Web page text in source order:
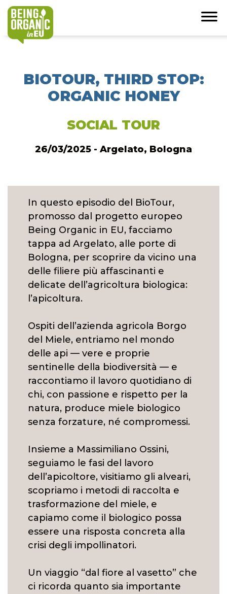
BIOTOUR, THIRD STOP:
ORGANIC HONEY
SOCIAL TOUR
26/03/2025 - Argelato, Bologna
In questo episodio del BioTour,
promosso dal progetto europeo
Being Organic in EU, facciamo
tappa ad Argelato, alle porte di
Bologna, per scoprire da vicino una
delle filiere più affascinanti e
delicate dell’agricoltura biologica:
l’apicoltura.
Ospiti dell’azienda agricola Borgo
del Miele, entriamo nel mondo
delle api — vere e proprie
sentinelle della biodiversità — e
raccontiamo il lavoro quotidiano di
chi, con passione e rispetto per la
natura, produce miele biologico
senza forzature, né compromessi.
Insieme a Massimiliano Ossini,
seguiamo le fasi del lavoro
dell’apicoltore, visitiamo gli alveari,
scopriamo i metodi di raccolta e
trasformazione del miele, e
capiamo come il biologico possa
essere una risposta concreta alla
crisi degli impollinatori.
Un viaggio “dal fiore al vasetto” che
ci ricorda quanto sia importante